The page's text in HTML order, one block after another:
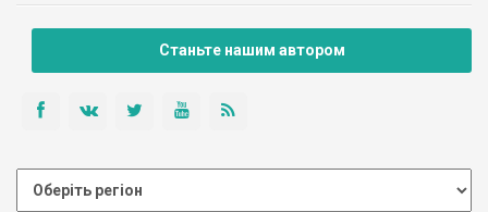
Станьте нашим автором